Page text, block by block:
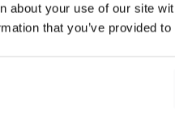
about your use of our site
that you’ve provided